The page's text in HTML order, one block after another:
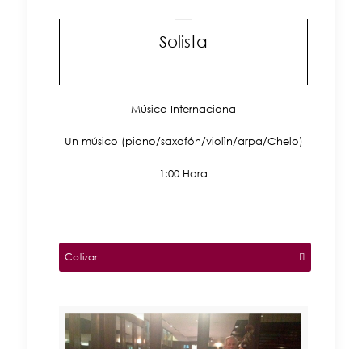
Solista
Música Internaciona
Un músico (piano/saxofón/violìn/arpa/Chelo)
1:00 Hora
Cotizar